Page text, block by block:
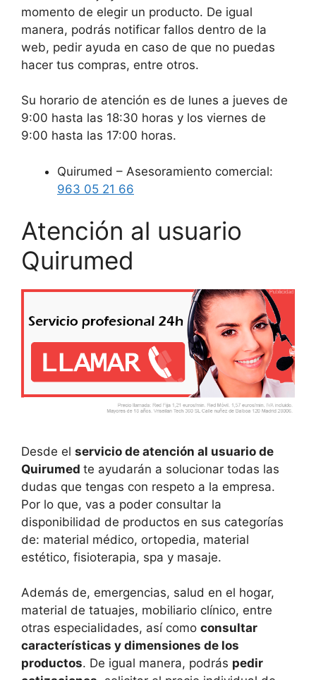
momento de elegir un producto. De igual
manera, podrás notificar fallos dentro de la
web, pedir ayuda en caso de que no puedas
hacer tus compras, entre otros.
Su horario de atención es de lunes a jueves de
9:00 hasta las 18:30 horas y los viernes de
9:00 hasta las 17:00 horas.
Quirumed – Asesoramiento comercial:
963 05 21 66
Atención al usuario
Quirumed
Desde el servicio de atención al usuario de
Quirumed te ayudarán a solucionar todas las
dudas que tengas con respeto a la empresa.
Por lo que, vas a poder consultar la
disponibilidad de productos en sus categorías
de: material médico, ortopedia, material
estético, fisioterapia, spa y masaje.
Además de, emergencias, salud en el hogar,
material de tatuajes, mobiliario clínico, entre
otras especialidades, así como consultar
características y dimensiones de los
productos. De igual manera, podrás pedir